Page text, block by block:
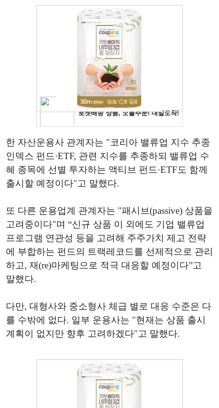
한 자산운용사 관계자는 "코리아 밸류업 지수 추종
인덱스 펀드·ETF, 관련 지수를 추종하되 밸류업 수
혜 종목에 선별 투자하는 액티브 펀드·ETF도 함께
출시할 예정이다"고 말했다.
또 다른 운용업계 관계자는 "패시브(passive) 상품을
고려중이다"며 “신규 상품 이 외에도 기업 밸류업
프로그램 연관성 등을 고려해 주주가치 제고 전략
에 부합하는 펀드의 트랙레코드를 선제적으로 관리
하고, 재(re)마케팅으로 적극 대응할 예정이다”고
말했다.
다만, 대형사와 중소형사 체급 별로 대응 수준은 다
를 수밖에 없다. 일부 운용사는 "현재는 상품 출시
계획이 없지만 향후 고려하겠다"고 말했다.